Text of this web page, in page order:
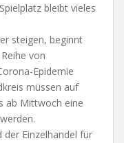
bleibt vieles
steigen, beginnt
von
Epidemie
müssen auf
ab Mittwoch eine
der Einzelhandel für